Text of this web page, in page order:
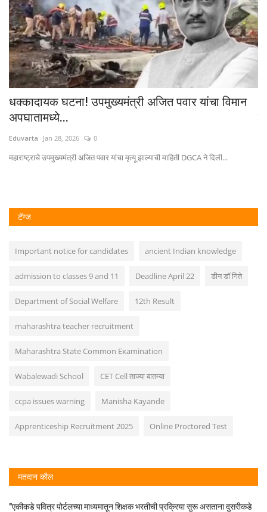
धक्कादायक घटना! उपमुख्यमंत्री अजित पवार यांचा विमान
अपघातामध्ये...
Eduvarta Jan 28, 2026 0
महाराष्ट्राचे उपमुख्यमंत्री अजित पवार यांचा मृत्यू झाल्याची माहिती DGCA ने दिली...
टॅग्ज
Important notice for candidates ancient Indian knowledge
admission to classes 9 and 11 Deadline April 22 डीन डॉ गिते
Department of Social Welfare 12th Result
maharashtra teacher recruitment
Maharashtra State Common Examination
Wabalewadi School CET Cell ताज्या बातम्या
ccpa issues warning Manisha Kayande
Apprenticeship Recruitment 2025 Online Proctored Test
मतदान कौल
"एकीकडे पवित्र पोर्टलच्या माध्यमातून शिक्षक भरतीची प्रक्रिया सुरू असताना दुसरीकडे